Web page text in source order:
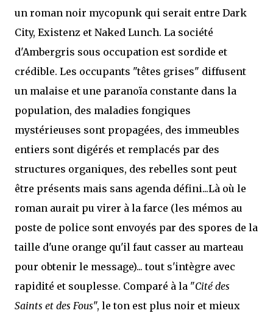
un roman noir mycopunk qui serait entre Dark
City, Existenz et Naked Lunch. La société
d'Ambergris sous occupation est sordide et
crédible. Les occupants "têtes grises" diffusent
un malaise et une paranoïa constante dans la
population, des maladies fongiques
mystérieuses sont propagées, des immeubles
entiers sont digérés et remplacés par des
structures organiques, des rebelles sont peut
être présents mais sans agenda défini...Là où le
roman aurait pu virer à la farce (les mémos au
poste de police sont envoyés par des spores de la
taille d'une orange qu'il faut casser au marteau
pour obtenir le message)... tout s'intègre avec
rapidité et souplesse. Comparé à la "Cité des
Saints et des Fous", le ton est plus noir et mieux